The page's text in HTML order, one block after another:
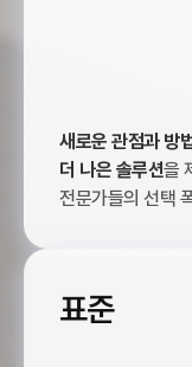
새로운 관점과 방
더 나은 솔루션을
전문가들의 선택
표준